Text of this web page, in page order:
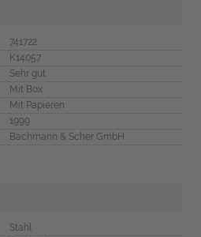
741722
K14057
Sehr gut
Mit Box
Mit Papieren
1999
Bachmann & Scher GmbH
Stahl